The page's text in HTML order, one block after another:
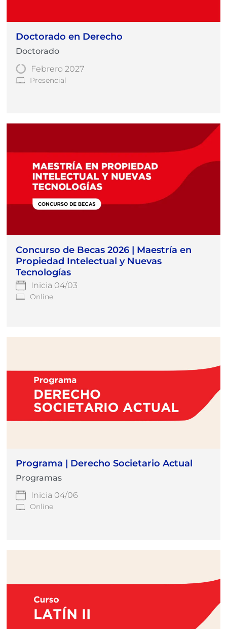
Doctorado en Derecho
Doctorado
Febrero 2027
Presencial
Concurso de Becas 2026 | Maestría en
Propiedad Intelectual y Nuevas
Tecnologías
Inicia 04/03
Online
Programa | Derecho Societario Actual
Programas
Inicia 04/06
Online